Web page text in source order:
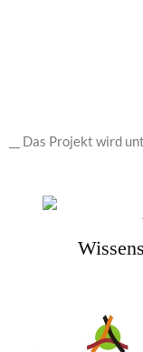
__ Das Projekt wird